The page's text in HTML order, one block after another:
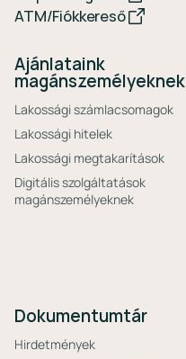
ATM/Fiókkereső
Ajánlataink
magánszemélyeknek
Lakossági számlacsomagok
Lakossági hitelek
Lakossági megtakarítások
Digitális szolgáltatások
magánszemélyeknek
Dokumentumtár
Hirdetmények